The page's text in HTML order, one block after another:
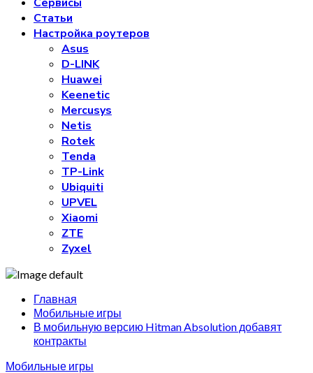
Статьи
Настройка роутеров
Asus
D-LINK
Huawei
Keenetic
Mercusys
Netis
Rotek
Tenda
TP-Link
Ubiquiti
UPVEL
Xiaomi
ZTE
Zyxel
Главная
Мобильные игры
В мобильную версию Hitman Absolution добавят
контракты
Мобильные игры